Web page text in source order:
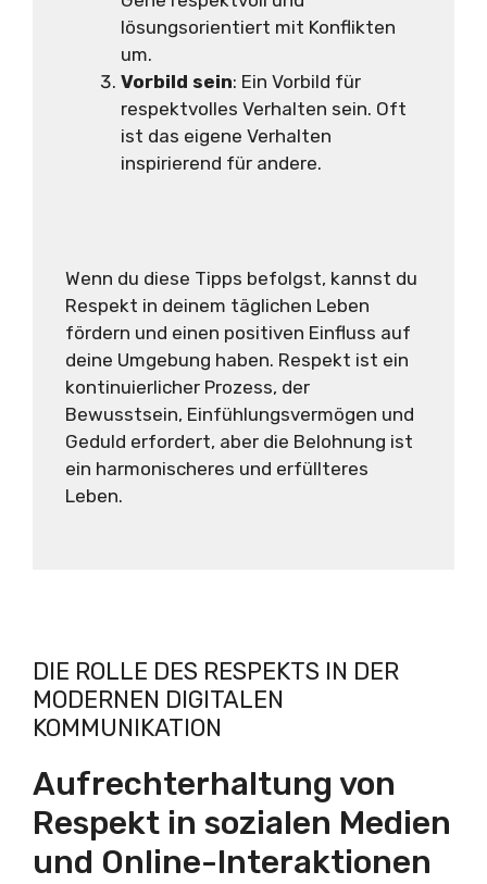
lösungsorientiert mit Konflikten
um.
Vorbild sein: Ein Vorbild für
respektvolles Verhalten sein. Oft
ist das eigene Verhalten
inspirierend für andere.
Wenn du diese Tipps befolgst, kannst du
Respekt in deinem täglichen Leben
fördern und einen positiven Einfluss auf
deine Umgebung haben. Respekt ist ein
kontinuierlicher Prozess, der
Bewusstsein, Einfühlungsvermögen und
Geduld erfordert, aber die Belohnung ist
ein harmonischeres und erfüllteres
Leben.
DIE ROLLE DES RESPEKTS IN DER
MODERNEN DIGITALEN
KOMMUNIKATION
Aufrechterhaltung von
Respekt in sozialen Medien
und Online-Interaktionen